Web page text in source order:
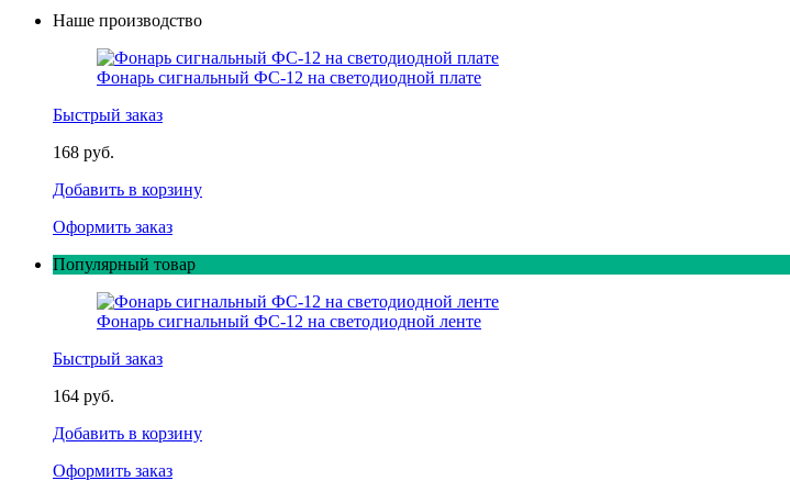
Наше производство
Фонарь сигнальный ФС-12 на светодиодной плате
Быстрый заказ
168 руб.
Добавить в корзину
Оформить заказ
Популярный товар
Фонарь сигнальный ФС-12 на светодиодной ленте
Быстрый заказ
164 руб.
Добавить в корзину
Оформить заказ